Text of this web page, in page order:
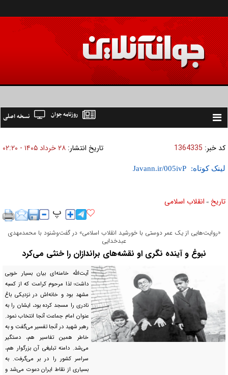
Toggle
نسخه اصلی روزنامه جوان
کد خبر: 1364335 تاریخ انتشار: ۲۸ خرداد ۱۴۰۵ - ۰۲:۲۰
لینک کوتاه:
تاریخ » انقلاب اسلامی
«روایت‌هایی از یک عمر دوستی با خورشید انقلاب اسلامی» در گفت‌و‌شنود با محمدمهدی
عبدخدایی
نبوغ و آینده نگری او نقشه‌های براندازان را خنثی می‌کرد
آیت‌الله خامنه‌ای بیان بسیار خوبی
داشت؛ لذا مرحوم کرامت که از کسبه
مشهد بود و خانه‌اش در نزدیکی باغ
نادری را مسجد کرده بود، ایشان را به
عنوان امام جماعت آنجا انتخاب نمود.
رهبر شهید در آنجا تفسیر می‌گفت و به
خاطر همین تفاسیر هم، دستگیر
می‌شد. دامنه تبلیغی آن بزرگوار هم،
سراسر کشور را در بر می‌گرفت. به
بسیاری از نقاط ایران دعوت می‌شد و